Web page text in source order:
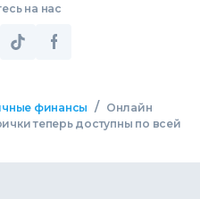
на нас
финансы /
Онлайн
теперь доступны по всей